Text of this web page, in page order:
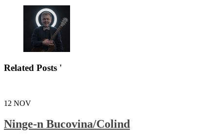
Related Posts '
12 NOV
Ninge-n Bucovina/Colind